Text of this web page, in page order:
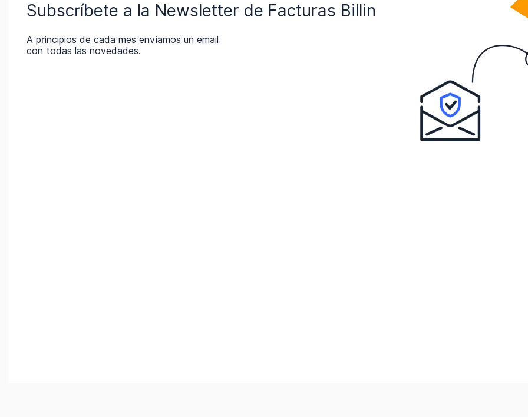
Subscríbete a la Newsletter de Facturas Billin
A principios de cada mes enviamos un email
con todas las novedades.